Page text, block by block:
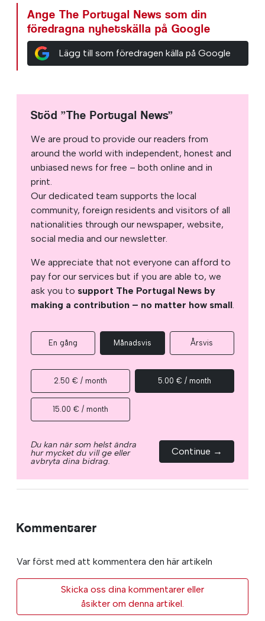
Ange The Portugal News som din
föredragna nyhetskälla på Google
Lägg till som föredragen källa på Google
Stöd ”The Portugal News”
We are proud to provide our readers from
around the world with independent, honest and
unbiased news for free – both online and in
print.
Our dedicated team supports the local
community, foreign residents and visitors of all
nationalities through our newspaper, website,
social media and our newsletter.
We appreciate that not everyone can afford to
pay for our services but if you are able to, we
ask you to support The Portugal News by
making a contribution – no matter how small.
En gång Månadsvis Årsvis
2.50 € / month 5.00 € / month
15.00 € / month
Du kan när som helst ändra
hur mycket du vill ge eller
avbryta dina bidrag.
Continue →
Kommentarer
Var först med att kommentera den här artikeln
Skicka oss dina kommentarer eller
åsikter om denna artikel.